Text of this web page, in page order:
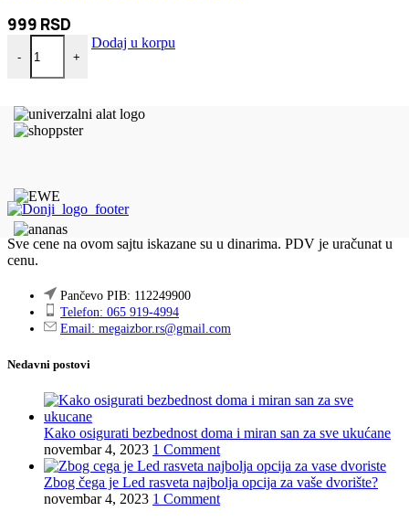
999 RSD
-
Zvezdano nebo za auto na USB količina
+
Dodaj u korpu
Sve cene na ovom sajtu iskazane su u dinarima. PDV je uračunat u
cenu.
Pančevo PIB: 112249900
Telefon: 065 919-4994
Email: megaizbor.rs@gmail.com
Nedavni postovi
Kako osigurati bezbednost doma i miran san za sve ukućane
novembar 4, 2023 1 Comment
Zbog čega je Led rasveta najbolja opcija za vaše dvorište?
novembar 4, 2023 1 Comment